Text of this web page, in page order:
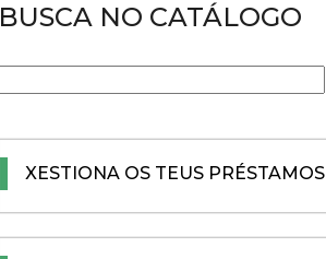
BUSCA NO CATÁLOGO
XESTIONA OS TEUS PRÉSTAMOS